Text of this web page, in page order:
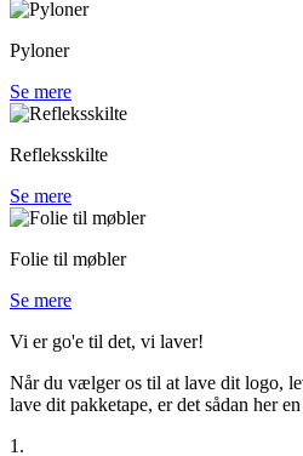
Pyloner
Se mere
Refleksskilte
Se mere
Folie til møbler
Se mere
Vi er go'e til det, vi laver!
Når du vælger os til at lave dit logo,
lave dit pakketape, er det sådan her
1.